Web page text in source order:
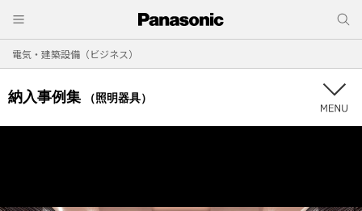
電気・建築設備（ビジネス）
納入事例集 （照明器具）